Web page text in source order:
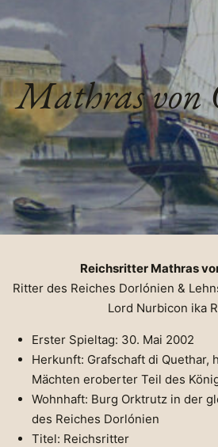
Mathras
Reichsritter Mathras
Ritter des Reiches Dorlónien &
Lord Nurbicon ika
Erster Spieltag: 30. Mai 2002
Herkunft: Grafschaft di Quethar,
Mächten eroberter Teil des
Wohnhaft: Burg Orktrutz in der
des Reiches Dorlónien
Titel: Reichsritter